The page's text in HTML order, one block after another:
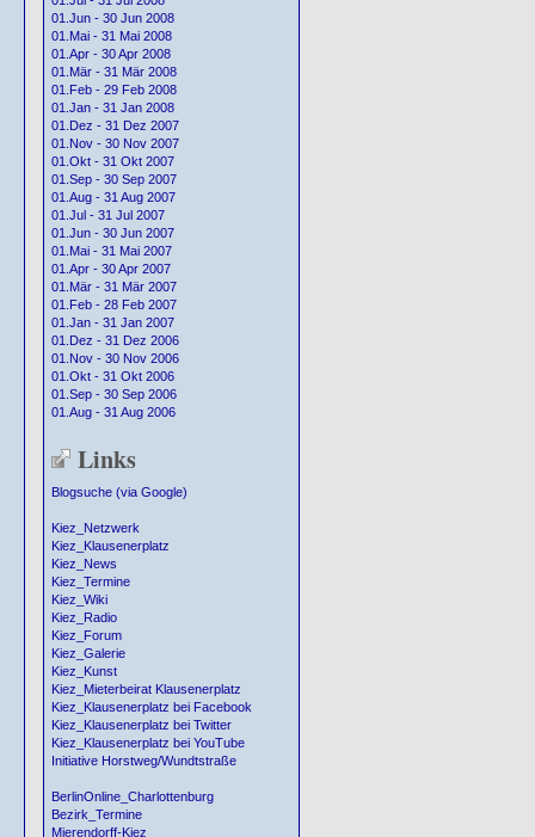
01.Jun - 30 Jun 2008
01.Mai - 31 Mai 2008
01.Apr - 30 Apr 2008
01.Mär - 31 Mär 2008
01.Feb - 29 Feb 2008
01.Jan - 31 Jan 2008
01.Dez - 31 Dez 2007
01.Nov - 30 Nov 2007
01.Okt - 31 Okt 2007
01.Sep - 30 Sep 2007
01.Aug - 31 Aug 2007
01.Jul - 31 Jul 2007
01.Jun - 30 Jun 2007
01.Mai - 31 Mai 2007
01.Apr - 30 Apr 2007
01.Mär - 31 Mär 2007
01.Feb - 28 Feb 2007
01.Jan - 31 Jan 2007
01.Dez - 31 Dez 2006
01.Nov - 30 Nov 2006
01.Okt - 31 Okt 2006
01.Sep - 30 Sep 2006
01.Aug - 31 Aug 2006
Links
Blogsuche (via Google)
Kiez_Netzwerk
Kiez_Klausenerplatz
Kiez_News
Kiez_Termine
Kiez_Wiki
Kiez_Radio
Kiez_Forum
Kiez_Galerie
Kiez_Kunst
Kiez_Mieterbeirat Klausenerplatz
Kiez_Klausenerplatz bei Facebook
Kiez_Klausenerplatz bei Twitter
Kiez_Klausenerplatz bei YouTube
Initiative Horstweg/Wundtstraße
BerlinOnline_Charlottenburg
Bezirk_Termine
Mierendorff-Kiez